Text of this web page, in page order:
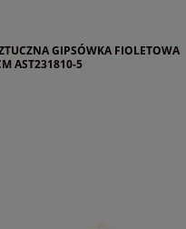
GIPSÓWKA FIOLETOWA
AST231810-5